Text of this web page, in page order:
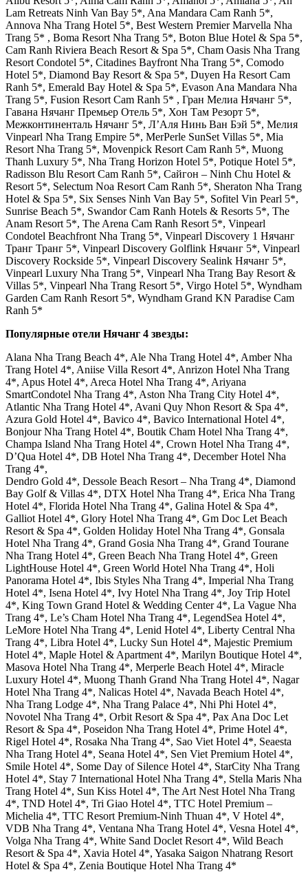
Lam Retreats Ninh Van Bay 5*, Ana Mandara Cam Ranh 5*,
Annova Nha Trang Hotel 5*, Best Western Premier Marvella Nha
Trang 5* , Boma Resort Nha Trang 5*, Boton Blue Hotel & Spa 5*,
Cam Ranh Riviera Beach Resort & Spa 5*, Cham Oasis Nha Trang
Resort Condotel 5*, Citadines Bayfront Nha Trang 5*, Comodo
Hotel 5*, Diamond Bay Resort & Spa 5*, Duyen Ha Resort Cam
Ranh 5*, Emerald Bay Hotel & Spa 5*, Evason Ana Mandara Nha
Trang 5*, Fusion Resort Cam Ranh 5* , Гран Мелиа Нячанг 5*,
Гавана Нячанг Премьер Отель 5*, Хон Там Резорт 5*,
Межконтиненталь Нячанг 5*, Л’Аля Нинь Ван Бэй 5*, Мелия
Vinpearl Nha Trang Empire 5*, MerPerle SunSet Villas 5*, Mia
Resort Nha Trang 5*, Movenpick Resort Cam Ranh 5*, Muong
Thanh Luxury 5*, Nha Trang Horizon Hotel 5*, Potique Hotel 5*,
Radisson Blu Resort Cam Ranh 5*, Сайгон – Ninh Chu Hotel &
Resort 5*, Selectum Noa Resort Cam Ranh 5*, Sheraton Nha Trang
Hotel & Spa 5*, Six Senses Ninh Van Bay 5*, Sofitel Vin Pearl 5*,
Sunrise Beach 5*, Swandor Cam Ranh Hotels & Resorts 5*, The
Anam Resort 5*, The Arena Cam Ranh Resort 5*, Vinpearl
Condotel Beachfront Nha Trang 5*, Vinpearl Discovery 1 Нячанг
Транг Транг 5*, Vinpearl Discovery Golflink Нячанг 5*, Vinpearl
Discovery Rockside 5*, Vinpearl Discovery Sealink Нячанг 5*,
Vinpearl Luxury Nha Trang 5*, Vinpearl Nha Trang Bay Resort &
Villas 5*, Vinpearl Nha Trang Resort 5*, Virgo Hotel 5*, Wyndham
Garden Cam Ranh Resort 5*, Wyndham Grand KN Paradise Cam
Ranh 5*
Популярные отели Нячанг 4 звезды:
Alana Nha Trang Beach 4*, Ale Nha Trang Hotel 4*, Amber Nha
Trang Hotel 4*, Aniise Villa Resort 4*, Anrizon Hotel Nha Trang
4*, Apus Hotel 4*, Areca Hotel Nha Trang 4*, Ariyana
SmartCondotel Nha Trang 4*, Aston Nha Trang City Hotel 4*,
Atlantic Nha Trang Hotel 4*, Avani Quy Nhon Resort & Spa 4*,
Azura Gold Hotel 4*, Bavico 4*, Bavico International Hotel 4*,
Bonjour Nha Trang Hotel 4*, Boutik Cham Hotel Nha Trang 4*,
Champa Island Nha Trang Hotel 4*, Crown Hotel Nha Trang 4*,
D’Qua Hotel 4*, DB Hotel Nha Trang 4*, December Hotel Nha
Trang 4*,
Dendro Gold 4*, Dessole Beach Resort – Nha Trang 4*, Diamond
Bay Golf & Villas 4*, DTX Hotel Nha Trang 4*, Erica Nha Trang
Hotel 4*, Florida Hotel Nha Trang 4*, Galina Hotel & Spa 4*,
Galliot Hotel 4*, Glory Hotel Nha Trang 4*, Gm Doc Let Beach
Resort & Spa 4*, Golden Holiday Hotel Nha Trang 4*, Gonsala
Hotel Nha Trang 4*, Grand Gosia Nha Trang 4*, Grand Tourane
Nha Trang Hotel 4*, Green Beach Nha Trang Hotel 4*, Green
LightHouse Hotel 4*, Green World Hotel Nha Trang 4*, Holi
Panorama Hotel 4*, Ibis Styles Nha Trang 4*, Imperial Nha Trang
Hotel 4*, Isena Hotel 4*, Ivy Hotel Nha Trang 4*, Joy Trip Hotel
4*, King Town Grand Hotel & Wedding Center 4*, La Vague Nha
Trang 4*, Le’s Cham Hotel Nha Trang 4*, LegendSea Hotel 4*,
LeMore Hotel Nha Trang 4*, Lenid Hotel 4*, Liberty Central Nha
Trang 4*, Libra Hotel 4*, Lucky Sun Hotel 4*, Majestic Premium
Hotel 4*, Maple Hotel & Apartment 4*, Marilyn Boutique Hotel 4*,
Masova Hotel Nha Trang 4*, Merperle Beach Hotel 4*, Miracle
Luxury Hotel 4*, Muong Thanh Grand Nha Trang Hotel 4*, Nagar
Hotel Nha Trang 4*, Nalicas Hotel 4*, Navada Beach Hotel 4*,
Nha Trang Lodge 4*, Nha Trang Palace 4*, Nhi Phi Hotel 4*,
Novotel Nha Trang 4*, Orbit Resort & Spa 4*, Pax Ana Doc Let
Resort & Spa 4*, Poseidon Nha Trang Hotel 4*, Prime Hotel 4*,
Rigel Hotel 4*, Rosaka Nha Trang 4*, Sao Viet Hotel 4*, Seaesta
Nha Trang Hotel 4*, Seana Hotel 4*, Sen Viet Premium Hotel 4*,
Smile Hotel 4*, Some Day of Silence Hotel 4*, StarCity Nha Trang
Hotel 4*, Stay 7 International Hotel Nha Trang 4*, Stella Maris Nha
Trang Hotel 4*, Sun Kiss Hotel 4*, The Art Nest Hotel Nha Trang
4*, TND Hotel 4*, Tri Giao Hotel 4*, TTC Hotel Premium –
Michelia 4*, TTC Resort Premium-Ninh Thuan 4*, V Hotel 4*,
VDB Nha Trang 4*, Ventana Nha Trang Hotel 4*, Vesna Hotel 4*,
Volga Nha Trang 4*, White Sand Doclet Resort 4*, Wild Beach
Resort & Spa 4*, Xavia Hotel 4*, Yasaka Saigon Nhatrang Resort
Hotel & Spa 4*, Zenia Boutique Hotel Nha Trang 4*